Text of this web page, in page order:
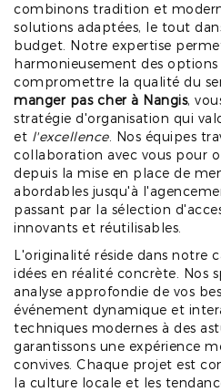
combinons tradition et
solutions adaptées, le tout
budget. Notre expertise
harmonieusement des options
compromettre la qualité du
manger pas cher à Nangis,
stratégie d'organisation qui
et l'excellence. Nos équipes
collaboration avec vous pour
depuis la mise en place de
abordables jusqu'à
passant par la sélection
innovants et réutilisables.
L'originalité réside dans notre
idées en réalité concrète. Nos
analyse approfondie de vos
événement dynamique et
techniques modernes à des
garantissons une expérience
convives. Chaque projet est
la culture locale et les